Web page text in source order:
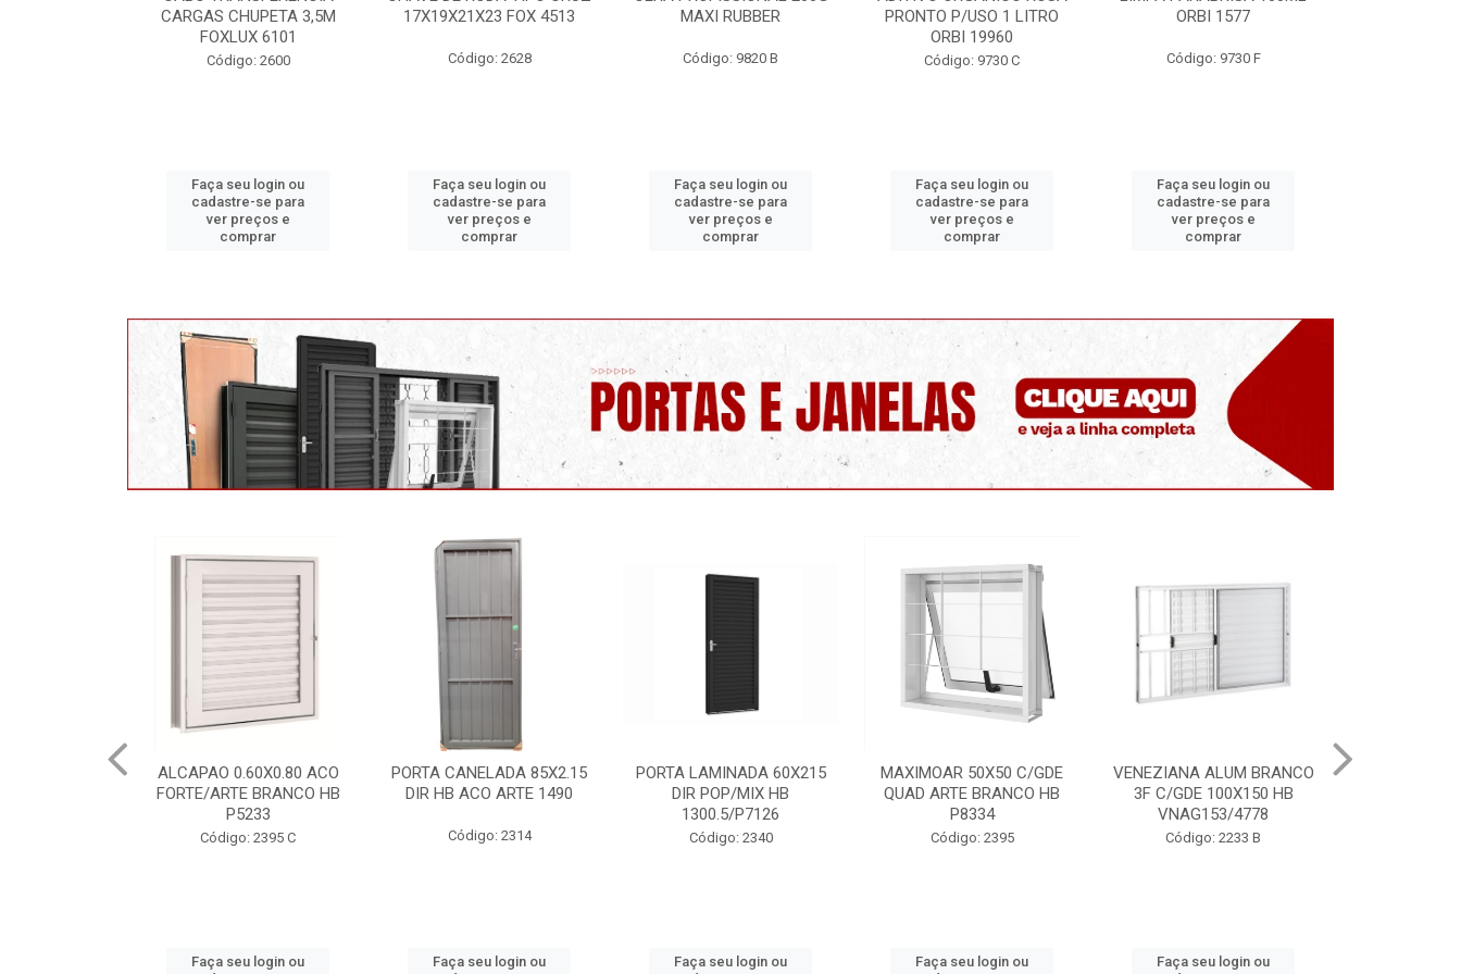
17X19X21X23 FOX 4513
Código: 2628
Faça seu login ou
cadastre-se para
ver preços e
comprar
MAXI RUBBER
Código: 9820 B
Faça seu login ou
cadastre-se para
ver preços e
comprar
PRONTO P/USO 1 LITRO
Código: 9730 C
Faça seu login ou
cadastre-se para
ver preços e
comprar
ORBI 1577
Código: 9730 F
Faça seu login ou
cadastre-se para
ver preços e
comprar
ORBI 246
Código: 9730 E
Faça seu login ou
cadastre-se para
ver preços e
comprar
PORTA CANELADA 85X2.15
DIR HB ACO ARTE 1490
Código: 2314
Faça seu login ou
PORTA LAMINADA 60X215
DIR POP/MIX HB
Código: 2340
Faça seu login ou
MAXIMOAR 50X50 C/GDE
QUAD ARTE BRANCO HB
P8334
Código: 2395
Faça seu login ou
VENEZIANA ALUM BRANCO
3F C/GDE 100X150 HB
VNAG153/4778
Código: 2233 B
Faça seu login ou
PORTA LAMINADA BRANCA
85X215 DIR MIX HB P7134
Código: 2391
Faça seu login ou